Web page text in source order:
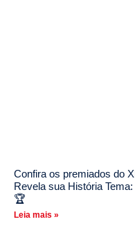
Confira os premiados do
Revela sua História
🏆
Leia mais »